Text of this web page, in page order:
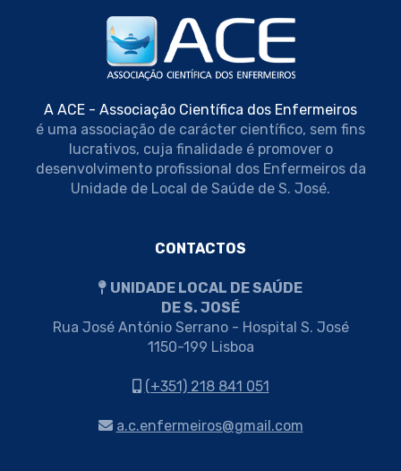
A ACE - Associação Científica dos Enfermeiros
é uma associação de carácter científico, sem fins
lucrativos, cuja finalidade é promover o
desenvolvimento profissional dos Enfermeiros da
Unidade de Local de Saúde de S. José.
CONTACTOS
UNIDADE LOCAL DE SAÚDE
DE S. JOSÉ
Rua José António Serrano - Hospital S. José
1150-199 Lisboa
(+351) 218 841 051
a.c.enfermeiros@gmail.com